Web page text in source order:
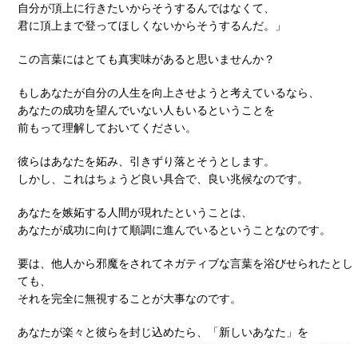
自分が頂上に行きたいからそうするんではなくて、
君に頂上まで登ってほしくないからそうするんだ。」
この言葉にはとても真実味があると思いませんか？
もしあなたが自分の人生を向上させようと考えているなら、
あなたの成功を望んでいない人もいるということを
前もって理解しておいてください。
彼らはあなたを妬み、引きずり落とそうとします。
しかし、これはちょうど良い具合で、良い兆候なのです。
あなたを嫉妬する人間が現れたということは、
あなたが成功に向けて順調に進んでいるということなのです。
要は、他人から邪魔をされてネガティブな言葉を浴びせられたとし
ても、
それを完全に無視することが大事なのです。
あなたが楽々と彼らを封じ込めたら、「新しいあなた」を